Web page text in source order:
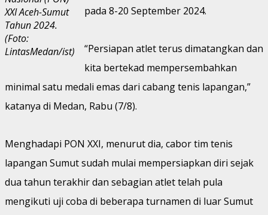
XXI Aceh-Sumut
Tahun 2024.
(Foto:
LintasMedan/ist)
pada 8-20 September 2024.
“Persiapan atlet terus dimatangkan dan
kita bertekad mempersembahkan
minimal satu medali emas dari cabang tenis lapangan,”
katanya di Medan, Rabu (7/8).
Menghadapi PON XXI, menurut dia, cabor tim tenis
lapangan Sumut sudah mulai mempersiapkan diri sejak
dua tahun terakhir dan sebagian atlet telah pula
mengikuti uji coba di beberapa turnamen di luar Sumut